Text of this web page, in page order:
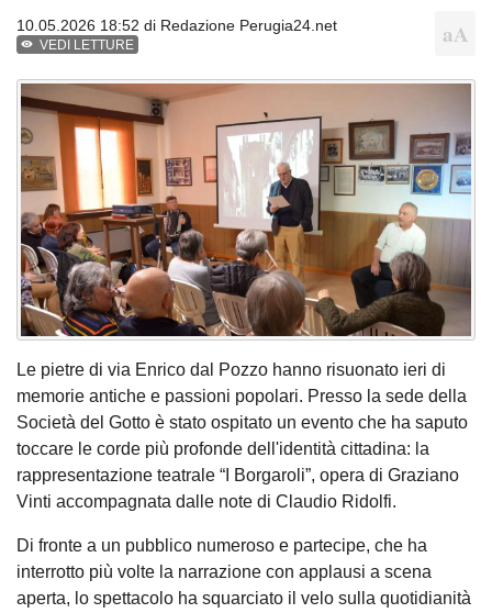
10.05.2026 18:52 di Redazione Perugia24.net
VEDI LETTURE
Le pietre di via Enrico dal Pozzo hanno risuonato ieri di
memorie antiche e passioni popolari. Presso la sede della
Società del Gotto è stato ospitato un evento che ha saputo
toccare le corde più profonde dell'identità cittadina: la
rappresentazione teatrale “I Borgaroli”, opera di Graziano
Vinti accompagnata dalle note di Claudio Ridolfi.
Di fronte a un pubblico numeroso e partecipe, che ha
interrotto più volte la narrazione con applausi a scena
aperta, lo spettacolo ha squarciato il velo sulla quotidianità